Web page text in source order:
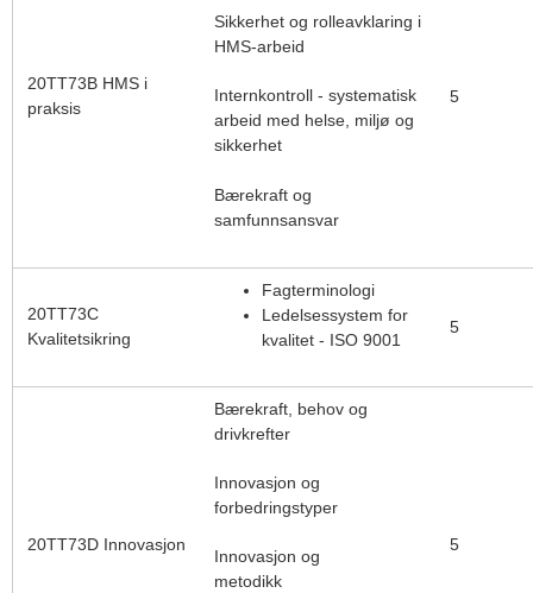
20TT73B HMS i
praksis
Sikkerhet og rolleavklaring i
HMS-arbeid
Internkontroll - systematisk
arbeid med helse, miljø og
sikkerhet
Bærekraft og
samfunnsansvar
5
20TT73C
Kvalitetsikring
Fagterminologi
Ledelsessystem for
kvalitet - ISO 9001
5
20TT73D Innovasjon
Bærekraft, behov og
drivkrefter
Innovasjon og
forbedringstyper
Innovasjon og
metodikk
5